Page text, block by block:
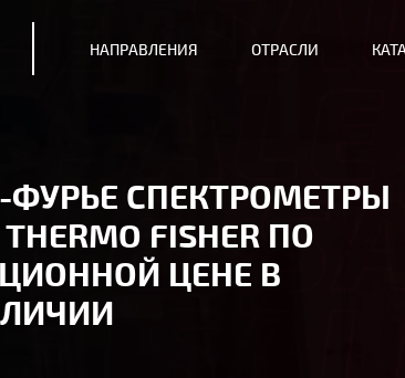
ФУРЬЕ СПЕКТРОМЕТРЫ
FISHER ПО
ЦЕНЕ В
НАПРАВЛЕНИЯ ОТРАСЛИ